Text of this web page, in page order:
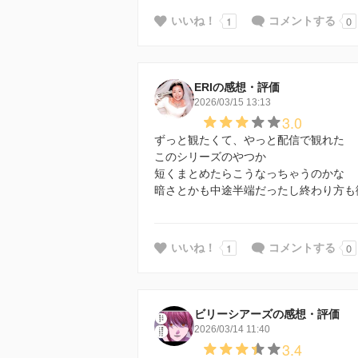
いいね！ 1 コメントする 0
ERIの感想・評価
2026/03/15 13:13
3.0
ずっと観たくて、やっと配信で観れた
このシリーズのやつか
短くまとめたらこうなっちゃうのかな
暗さとかも中途半端だったし終わり方も
いいね！ 1 コメントする 0
ビリーシアーズの感想・評価
2026/03/14 11:40
3.4